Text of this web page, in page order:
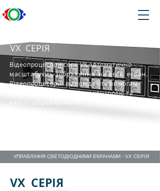
VX СЕРІЯ
Відеопроцесори серії VX автоматично
масштабують зображення на весь екран.
Відеопроцесори відповідають вимогам
широкомовлення у сфері контролю та
якості зображення.
УПРАВЛІННЯ СВЕТОДІОДНИМИ ЕКРАНАМИ - VX СЕРІЯ
VX СЕРІЯ